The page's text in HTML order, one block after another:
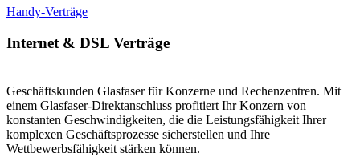
Handy-Verträge
Internet & DSL Verträge
Geschäftskunden Glasfaser für Konzerne und Rechenzentren. Mit
einem Glasfaser-Direktanschluss profitiert Ihr Konzern von
konstanten Geschwindigkeiten, die die Leistungsfähigkeit Ihrer
komplexen Geschäftsprozesse sicherstellen und Ihre
Wettbewerbsfähigkeit stärken können.